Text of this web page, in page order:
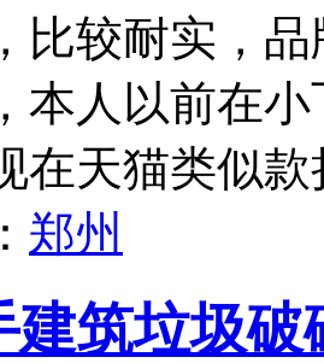
比较耐实，品
本人以前在
在天猫类似
郑州
建筑垃圾破